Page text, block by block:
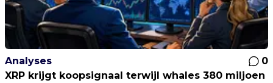
Analyses
0
XRP krijgt koopsignaal terwijl whales 380 miljoen